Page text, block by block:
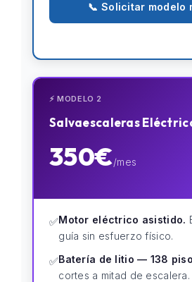
📞 Solicitar modelo
⚡ MODELO 2
Salvaescaleras
350€/mes
✅Motor eléctrico asistido.
guía sin esfuerzo físico.
✅Batería de litio — 138
cortes a mitad de escalera.